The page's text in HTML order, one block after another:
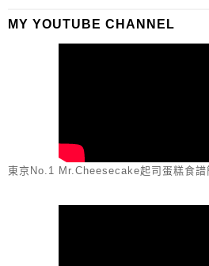
MY YOUTUBE CHANNEL
東京No.1 Mr.Cheesecake起司蛋糕食譜